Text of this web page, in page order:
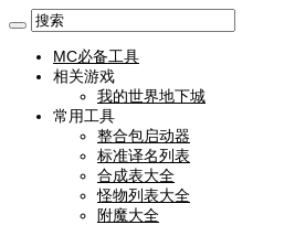
MC必备工具
相关游戏
我的世界地下城
常用工具
整合包启动器
标准译名列表
合成表大全
怪物列表大全
附魔大全